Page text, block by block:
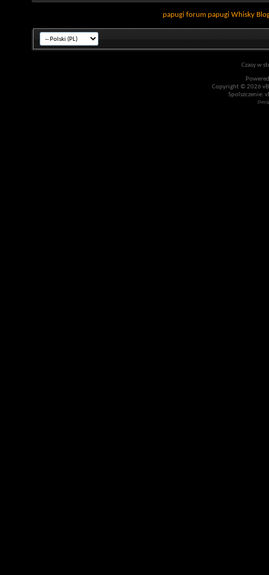
papugi forum papugi Whisky
Czasy w
Copyright © 2026
Spolszczenie: